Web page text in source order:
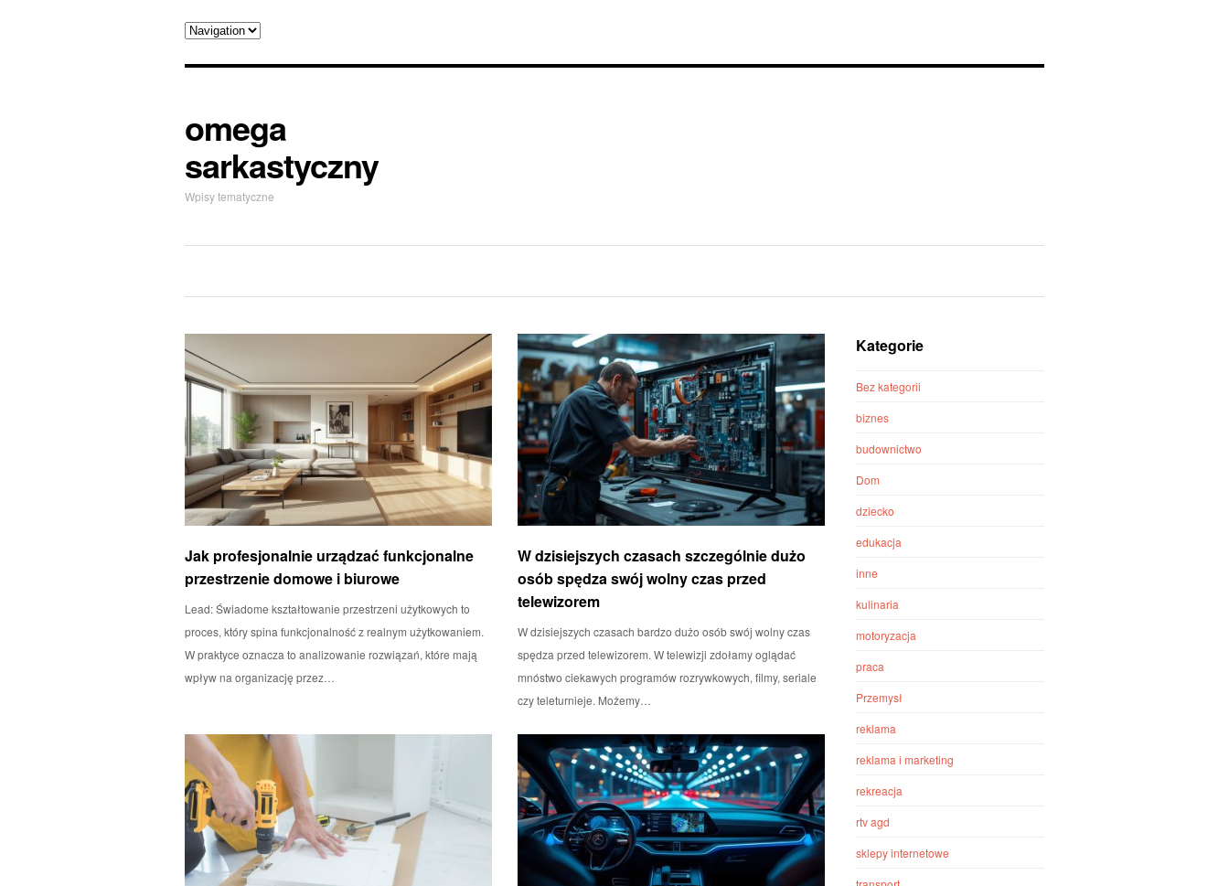
omega
sarkastyczny
Wpisy tematyczne
Jak profesjonalnie urządzać funkcjonalne
przestrzenie domowe i biurowe
Lead: Świadome kształtowanie przestrzeni użytkowych to
proces, który spina funkcjonalność z realnym użytkowaniem.
W praktyce oznacza to analizowanie rozwiązań, które mają
wpływ na organizację przez…
W dzisiejszych czasach szczególnie dużo
osób spędza swój wolny czas przed
telewizorem
W dzisiejszych czasach bardzo dużo osób swój wolny czas
spędza przed telewizorem. W telewizji zdołamy oglądać
mnóstwo ciekawych programów rozrywkowych, filmy, seriale
czy teleturnieje. Możemy…
Kategorie
Bez kategorii
biznes
budownictwo
Dom
dziecko
edukacja
inne
kulinaria
motoryzacja
praca
Przemysł
reklama
reklama i marketing
rekreacja
rtv agd
sklepy internetowe